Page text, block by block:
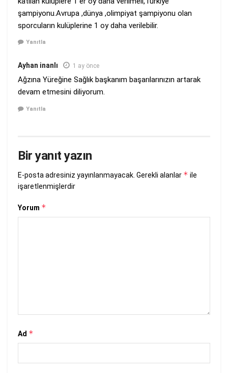
şampiyonu.Avrupa ,dünya ,olimpiyat şampiyonu olan
sporcuların kulüplerine 1 oy daha verilebilir.
Yanıtla
Ayhan inanlı 1 ay önce
Ağzına Yüreğine Sağlık başkanım başarılarınızın artarak
devam etmesini diliyorum.
Yanıtla
Bir yanıt yazın
E-posta adresiniz yayınlanmayacak. Gerekli alanlar * ile
işaretlenmişlerdir
Yorum *
Ad *